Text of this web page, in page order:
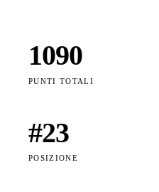
1090
PUNTI TOTALI
#23
POSIZIONE